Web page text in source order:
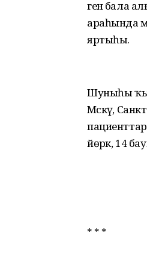
генә бала
араһында
яртыһы.
Шуныһы
Мәскәү,
йөрәк, 14
* * *